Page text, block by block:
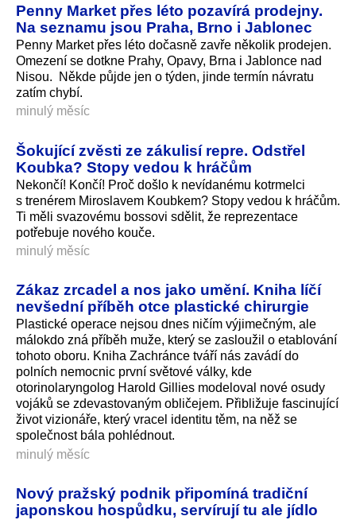
Penny Market přes léto pozavírá prodejny.
Na seznamu jsou Praha, Brno i Jablonec
Penny Market přes léto dočasně zavře několik prodejen.
Omezení se dotkne Prahy, Opavy, Brna i Jablonce nad
Nisou. Někde půjde jen o týden, jinde termín návratu
zatím chybí.
minulý měsíc
Šokující zvěsti ze zákulisí repre. Odstřel
Koubka? Stopy vedou k hráčům
Nekončí! Končí! Proč došlo k nevídanému kotrmelci
s trenérem Miroslavem Koubkem? Stopy vedou k hráčům.
Ti měli svazovému bossovi sdělit, že reprezentace
potřebuje nového kouče.
minulý měsíc
Zákaz zrcadel a nos jako umění. Kniha líčí
nevšední příběh otce plastické chirurgie
Plastické operace nejsou dnes ničím výjimečným, ale
málokdo zná příběh muže, který se zasloužil o etablování
tohoto oboru. Kniha Zachránce tváří nás zavádí do
polních nemocnic první světové války, kde
otorinolaryngolog Harold Gillies modeloval nové osudy
vojáků se zdevastovaným obličejem. Přibližuje fascinující
život vizionáře, který vracel identitu těm, na něž se
společnost bála pohlédnout.
minulý měsíc
Nový pražský podnik připomíná tradiční
japonskou hospůdku, servírují tu ale jídlo